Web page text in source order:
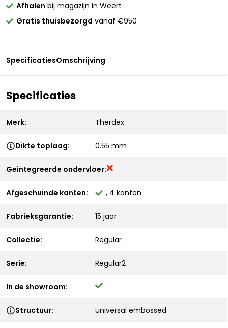
Afhalen bij magazijn in Weert
Gratis thuisbezorgd vanaf €950
SpecificatiesOmschrijving
Specificaties
Merk: Therdex
Dikte toplaag: 0.55 mm
Geintegreerde ondervloer:
Afgeschuinde kanten: , 4 kanten
Fabrieksgarantie: 15 jaar
Collectie: Regular
Serie: Regular2
In de showroom:
Structuur: universal embossed